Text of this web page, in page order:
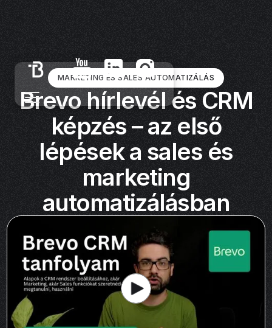
MARKETING ÉS SALES AUTOMATIZÁLÁS
Brevo hírlevél és CRM
képzés – az első
lépések a sales és
marketing
automatizálásban